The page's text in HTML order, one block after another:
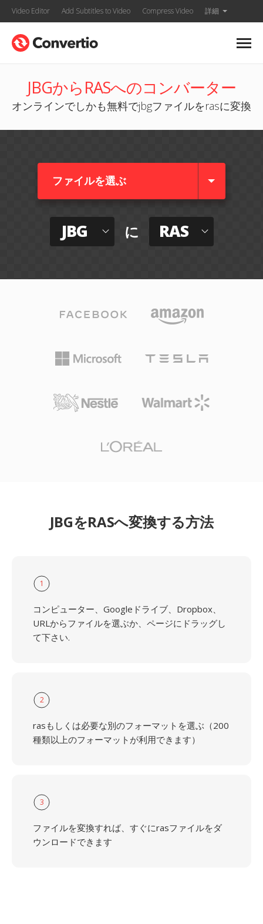
Video Editor Add Subtitles to Video Compress Video 詳細
JBGからRASへのコンバーター
オンラインでしかも無料でjbgファイルをrasに変換
ファイルを選ぶ
JBG に RAS
JBGをRASへ変換する方法
1
コンピューター、Googleドライブ、Dropbox、
URLからファイルを選ぶか、ページにドラッグし
て下さい.
2
rasもしくは必要な別のフォーマットを選ぶ（200
種類以上のフォーマットが利用できます）
3
ファイルを変換すれば、すぐにrasファイルをダ
ウンロードできます